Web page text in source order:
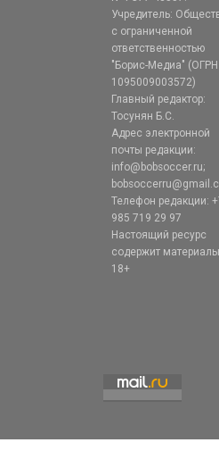
Учредитель:
с ограниченной
ответственностью
"Борис-Медиа" (ОГРН
1095009003572)
Главный редактор:
Тосунян Б.С.
Адрес электронной
почты редакции:
info@bobsoccer.ru;
Телефон редакции:
985 719 29 97
Настоящий ресурс
содержит
18+